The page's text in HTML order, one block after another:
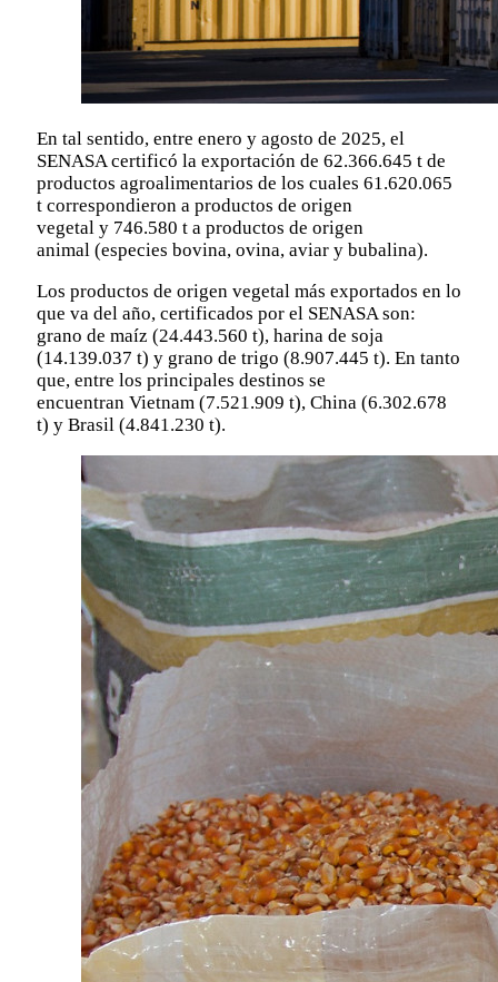
En tal sentido, entre enero y agosto de 2025, el
SENASA certificó la exportación de 62.366.645 t de
productos agroalimentarios de los cuales 61.620.065
t correspondieron a productos de origen
vegetal y 746.580 t a productos de origen
animal (especies bovina, ovina, aviar y bubalina).
Los productos de origen vegetal más exportados en lo
que va del año, certificados por el SENASA son:
grano de maíz (24.443.560 t), harina de soja
(14.139.037 t) y grano de trigo (8.907.445 t). En tanto
que, entre los principales destinos se
encuentran Vietnam (7.521.909 t), China (6.302.678
t) y Brasil (4.841.230 t).